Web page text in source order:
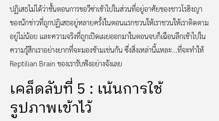
ปฏิเสธไม่ได้ว่าขั้นตอนการขอวีซ่าเข้าไปในส่วนที่อยู่อาศัยของชาวโรฮิงญา
ของนักข่าวที่ถูกปฏิเสธอยู่หลายครั้งในตอนแรกชวนให้เราชวนให้เราติดตาม
อยู่ไม่น้อย และความจริงที่ถูกเปิดเผยออกมาในตอนจบก็เฉือนลึกเข้าไปใน
ความรู้สึกเราอย่างยากที่จะมองข้ามเช่นกัน ซึ่งสิ่งเหล่านี้แหละ…ที่จะทำให้
Reptilian Brain ของเรารับฟังอย่างจังเลย
เคล็ดลับที่ 5 : เน้นการใช้
รูปภาพเข้าไว้